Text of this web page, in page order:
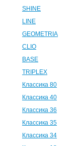
SHINE
LINE
GEOMETRIA
CLIO
BASE
TRIPLEX
Классика 80
Классика 40
Классика 36
Классика 35
Классика 34